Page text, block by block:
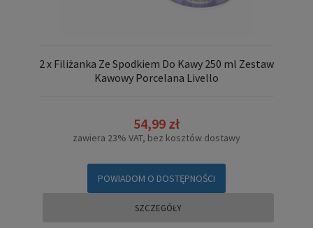
2 x Filiżanka Ze Spodkiem Do Kawy 250 ml Zestaw
Kawowy Porcelana Livello
54,99 zł
zawiera 23% VAT, bez kosztów dostawy
POWIADOM O DOSTĘPNOŚCI
SZCZEGÓŁY